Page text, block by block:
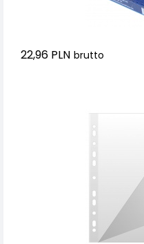
22,96 PLN brutto